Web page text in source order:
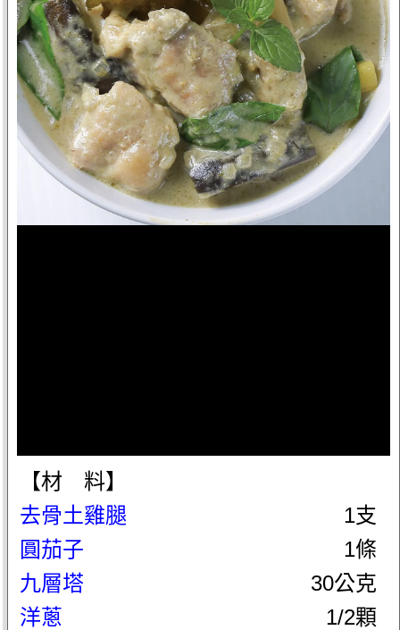
【材 料】
去骨土雞腿
1支
圓茄子
1條
九層塔
30公克
洋蔥
1/2顆